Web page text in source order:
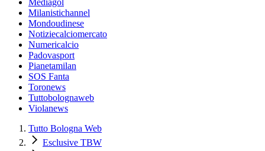
Mediagol
Milanistichannel
Mondoudinese
Notiziecalciomercato
Numericalcio
Padovasport
Pianetamilan
SOS Fanta
Toronews
Tuttobolognaweb
Violanews
Tutto Bologna Web
Esclusive TBW